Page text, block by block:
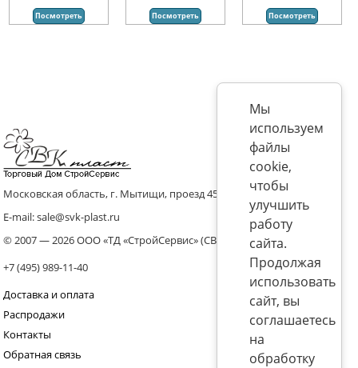
Посмотреть Посмотреть Посмотреть
Московская область, г. Мытищи, проезд 4536 владение 8, стр.10
E-mail: sale@svk-plast.ru
© 2007 — 2026 ООО «ТД «СтройСервис» (СВК)
+7 (495) 989-11-40
Доставка и оплата
Распродажи
Контакты
Обратная связь
Мы
используем
файлы
cookie,
чтобы
улучшить
работу
сайта.
Продолжая
использовать
сайт, вы
соглашаетесь
на
обработку